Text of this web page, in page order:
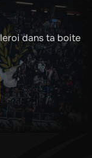
dans ta boite